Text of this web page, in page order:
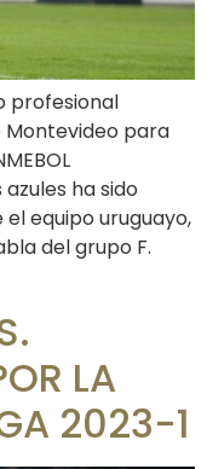
profesional
Montevideo para
ha sido
equipo uruguayo,
del grupo F.
LA
2023-1